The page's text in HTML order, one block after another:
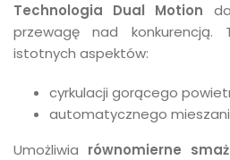
Technologia Dual Motion
przewagę nad konkurencją.
istotnych aspektów:
cyrkulacji gorącego
automatycznego
Umożliwia równomierne